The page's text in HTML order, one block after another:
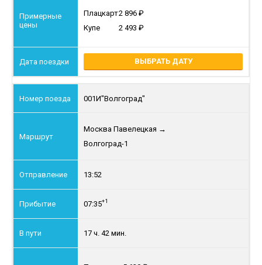
Плацкарт2 896
Купе
2 493
ВЫБРАТЬ ДАТУ
001И"Волгоград"
Москва Павелецкая →
Волгоград-1
13:52
07:35+1
17 ч. 42 мин.